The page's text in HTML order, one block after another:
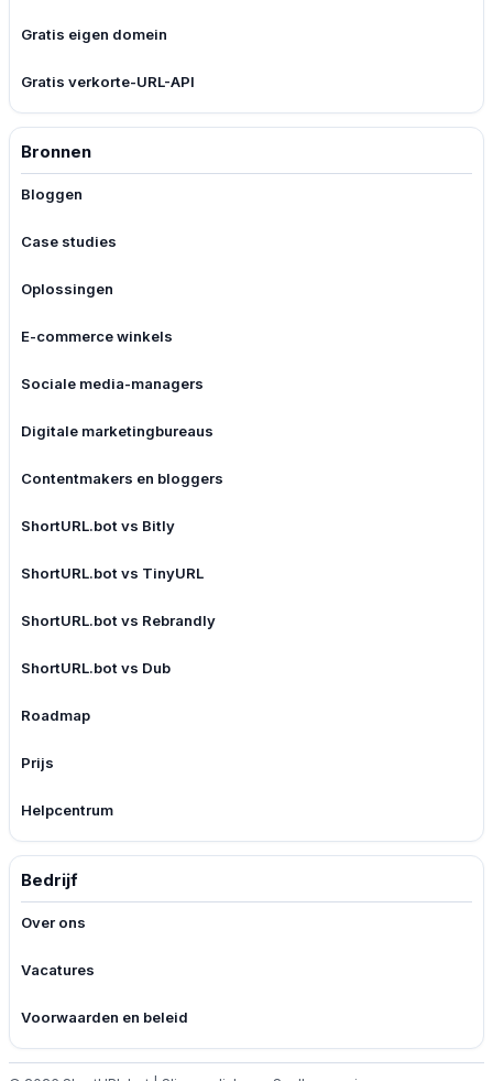
Gratis eigen domein
Gratis verkorte-URL-API
Bronnen
Bloggen
Case studies
Oplossingen
E-commerce winkels
Sociale media-managers
Digitale marketingbureaus
Contentmakers en bloggers
ShortURL.bot vs Bitly
ShortURL.bot vs TinyURL
ShortURL.bot vs Rebrandly
ShortURL.bot vs Dub
Roadmap
Prijs
Helpcentrum
Bedrijf
Over ons
Vacatures
Voorwaarden en beleid